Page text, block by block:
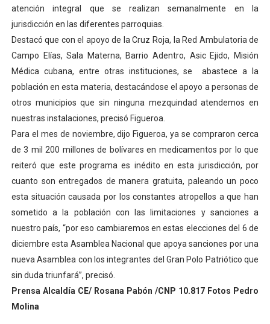
Mincomunas impulsa el autogobierno en Mérida con
Expertos inspeccionan espacios del OAN para la
atención integral que se realizan semanalmente en la
jurisdicción en las diferentes parroquias.
Destacó que con el apoyo de la Cruz Roja, la Red Ambulatoria de
Campo Elías, Sala Materna, Barrio Adentro, Asic Ejido, Misión
Médica cubana, entre otras instituciones, se abastece a la
población en esta materia, destacándose el apoyo a personas de
otros municipios que sin ninguna mezquindad atendemos en
nuestras instalaciones, precisó Figueroa.
Para el mes de noviembre, dijo Figueroa, ya se compraron cerca
de 3 mil 200 millones de bolívares en medicamentos por lo que
reiteró que este programa es inédito en esta jurisdicción, por
cuanto son entregados de manera gratuita, paleando un poco
esta situación causada por los constantes atropellos a que han
sometido a la población con las limitaciones y sanciones a
nuestro país, “por eso cambiaremos en estas elecciones del 6 de
diciembre esta Asamblea Nacional que apoya sanciones por una
nueva Asamblea con los integrantes del Gran Polo Patriótico que
sin duda triunfará”, precisó.
Prensa Alcaldía CE/ Rosana Pabón /CNP 10.817 Fotos Pedro
Molina